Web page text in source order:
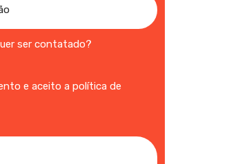
ser contatado?
e aceito a política de